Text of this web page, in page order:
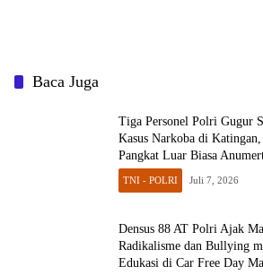
Baca Juga
Tiga Personel Polri Gugur
Kasus Narkoba di
Pangkat Luar Biasa
TNI - POLRI Juli 7, 2026
Densus 88 AT Polri Ajak
Radikalisme dan Bullying
Edukasi di Car Free Day